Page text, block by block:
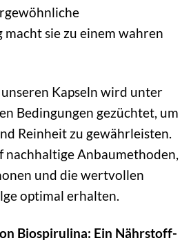
macht sie zu einem wahren
Kapseln wird unter
Bedingungen gezüchtet, um
Reinheit zu gewährleisten.
Anbaumethoden,
und die wertvollen
optimal erhalten.
Biospirulina: Ein Nährstoff-